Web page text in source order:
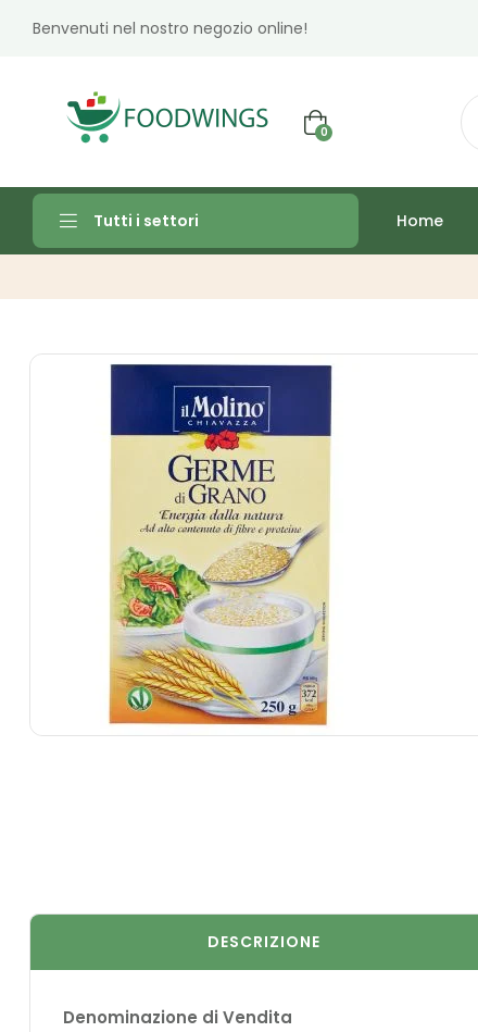
Benvenuti nel nostro negozio online!
0
Tutti i settori Home
DESCRIZIONE
Denominazione di Vendita